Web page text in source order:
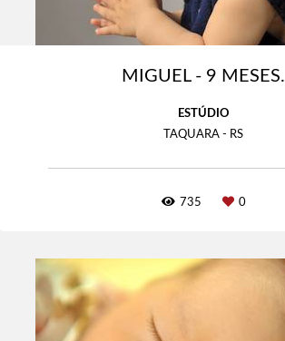
MIGUEL - 9 MESES.
ESTÚDIO
TAQUARA - RS
735 0